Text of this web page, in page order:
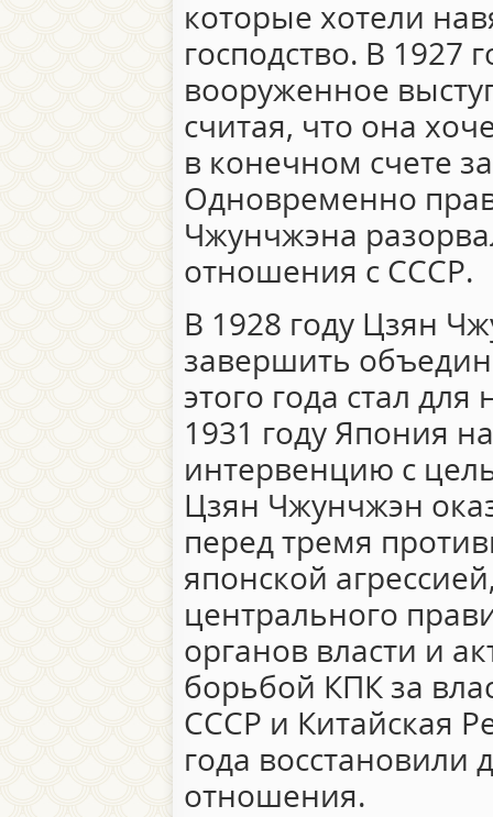
которые хотели
господство. В 1927
вооруженное
считая, что она
в конечном счете
Одновременно
Чжунчжэна
отношения с СССР.
В 1928 году Цзян
завершить
этого года стал
1931 году Япония
интервенцию с
Цзян Чжунчжэн
перед тремя
японской
центрального
органов власти и
борьбой КПК за
СССР и Китайская
года восстановили
отношения.